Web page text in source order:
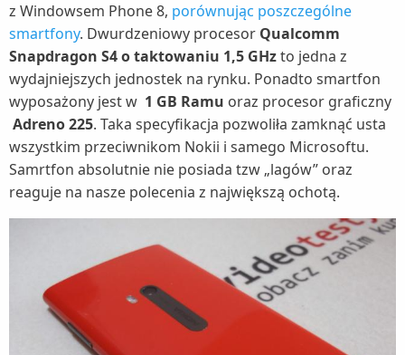
z Windowsem Phone 8, porównując poszczególne
smartfony. Dwurdzeniowy procesor Qualcomm
Snapdragon S4 o taktowaniu 1,5 GHzto jedna z
wydajniejszych jednostek na rynku. Ponadto smartfon
wyposażony jest w 1 GB Ramu oraz procesor graficzny
Adreno 225. Taka specyfikacja pozwoliła zamknąć usta
wszystkim przeciwnikom Nokii i samego Microsoftu.
Samrtfon absolutnie nie posiada tzw „lagów” oraz
reaguje na nasze polecenia z największą ochotą.